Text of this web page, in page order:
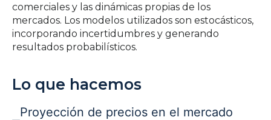
comerciales y las dinámicas propias de los
mercados. Los modelos utilizados son estocásticos,
incorporando incertidumbres y generando
resultados probabilísticos.
Lo que hacemos
Proyección de precios en el mercado